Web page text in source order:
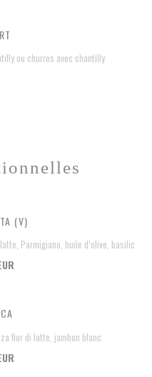
ou churros avec chantilly
(V)
Parmigiano, huile d’olive, basilic
fior di latte, jambon blanc